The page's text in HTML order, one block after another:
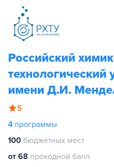
Российский
технологический
имени Д.И.
5
4 программы
100 бюджетных мест
от 68 проходной балл